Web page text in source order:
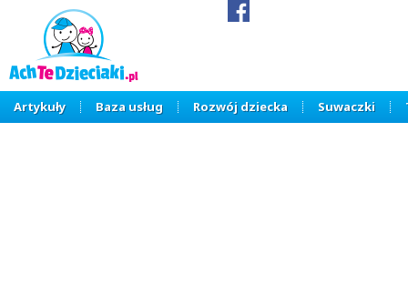
Artykuły Baza usług Rozwój dziecka Suwaczki